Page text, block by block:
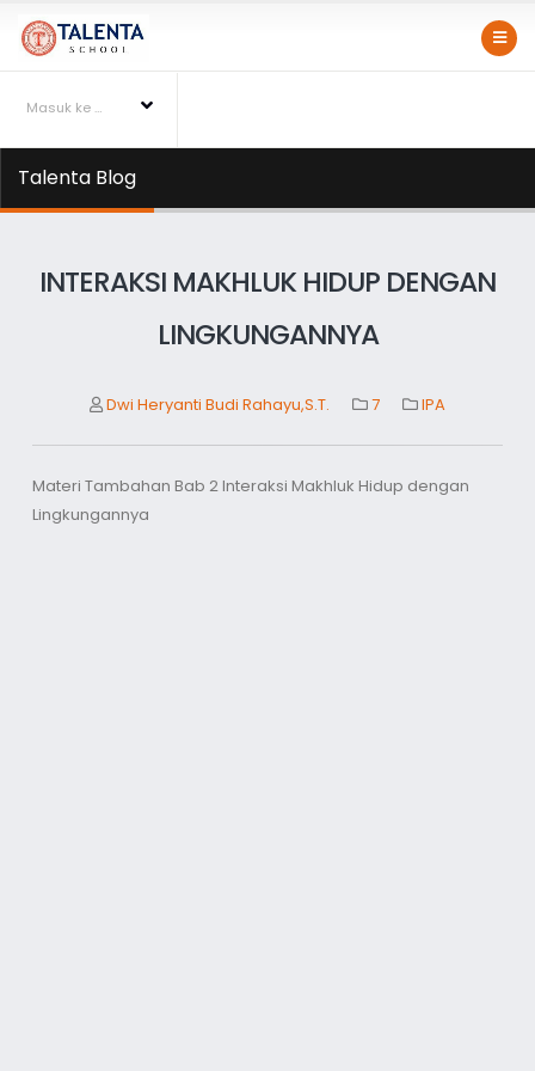
Masuk ke Talentapedia
Talenta Blog
INTERAKSI MAKHLUK HIDUP DENGAN
LINGKUNGANNYA
Dwi Heryanti Budi Rahayu,S.T. 7 IPA
Materi Tambahan Bab 2 Interaksi Makhluk Hidup dengan
Lingkungannya